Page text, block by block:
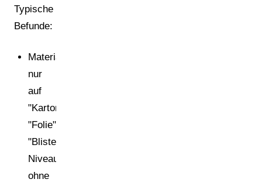
Typische
Befunde:
Materialangaben
nur
auf
"Karton",
"Folie",
"Blister"-
Niveau,
ohne